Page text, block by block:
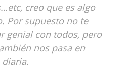
creo que es algo
Por supuesto no te
genial con todos, pero
nos pasa en